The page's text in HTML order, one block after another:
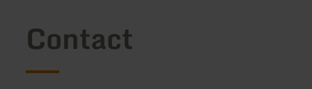
Contact